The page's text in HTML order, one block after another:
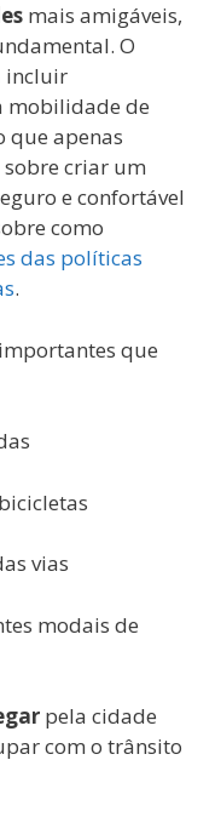
mais amigáveis,
O
incluir
mobilidade de
que apenas
criar um
e confortável
como
das políticas
.
que
vias
modais de
pela cidade
com o trânsito